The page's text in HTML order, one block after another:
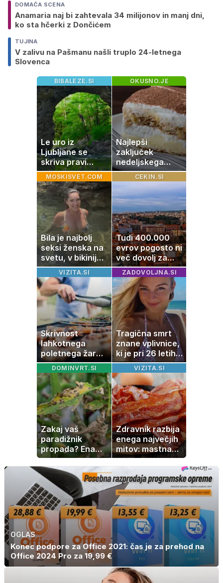
DOMAČA SCENA
Anamaria naj bi zahtevala 34 milijonov in manj dni,
ko sta hčerki z Dončićem
TUJINA
V zalivu na Pašmanu našli truplo 24-letnega
Slovenca
BIBALEZE.SI
Le uro iz
Ljubljane se
skriva pravi
naravni čudež:
izlet, ki bo
navdušil otroke
OKUSNO.JE
Najlepši
zaključek
nedeljskega
kosila: 8 sladic
brez peke, ki se
jih vsi veselijo
MOSKISVET.COM
Bila je najbolj
seksi ženska na
svetu, v bikiniju
znova navdušila
CEKIN.SI
Tudi 400.000
evrov pogosto ni
več dovolj za
nakup
stanovanja
VIZITA.SI
Skrivnost
lahkotnega
poletnega žara,
po katerem ne
boste
potrebovali
popoldanskega
spanca
ZADOVOLJNA.SI
Tragična smrt
znane vplivnice,
ki je pri 26 letih
izgubila boj z
boleznijo
DOMINVRT.SI
Zakaj vaš
paradižnik
propada? Ena
napaka lahko
uniči rastline –
tako jih rešite
VIZITA.SI
Zdravnik razbija
enega največjih
mitov: mastna
jetra ne
nastanejo zaradi
slanine, temveč
zaradi živila, ki
ga imamo vsi
radi
OGLAS
Konec podpore za Office 2021: čas je za prehod na
Office 2024 Pro za 19,99 €